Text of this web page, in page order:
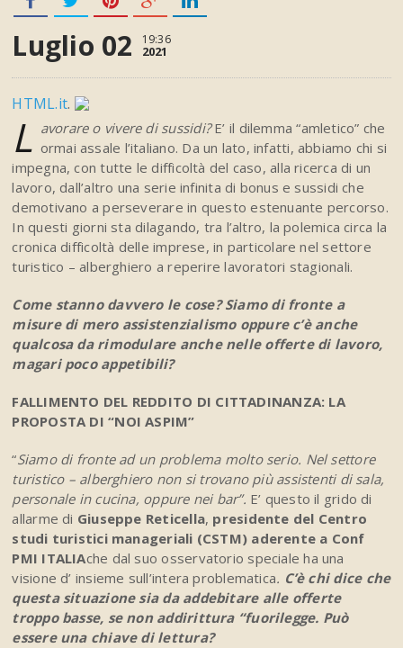
Luglio 02 19:36
2021
HTML.it.
L avorare o vivere di sussidi?E’ il dilemma “amletico” che
ormai assale l’italiano. Da un lato, infatti, abbiamo chi si
impegna, con tutte le difficoltà del caso, alla ricerca di un
lavoro, dall’altro una serie infinita di bonus e sussidi che
demotivano a perseverare in questo estenuante percorso.
In questi giorni sta dilagando, tra l’altro, la polemica circa la
cronica difficoltà delle imprese, in particolare nel settore
turistico – alberghiero a reperire lavoratori stagionali.
Come stanno davvero le cose? Siamo di fronte a
misure di mero assistenzialismo oppure c’è anche
qualcosa da rimodulare anche nelle offerte di lavoro,
magari poco appetibili?
FALLIMENTO DEL REDDITO DI CITTADINANZA: LA
PROPOSTA DI “NOI ASPIM”
“Siamo di fronte ad un problema molto serio. Nel settore
turistico – alberghiero non si trovano più assistenti di sala,
personale in cucina, oppure nei bar”. E’ questo il grido di
allarme di Giuseppe Reticella, presidente del Centro
studi turistici manageriali (CSTM) aderente a Conf
PMI ITALIAche dal suo osservatorio speciale ha una
visione d’ insieme sull’intera problematica. C’è chi dice che
questa situazione sia da addebitare alle offerte
troppo basse, se non addirittura “fuorilegge. Può
essere una chiave di lettura?